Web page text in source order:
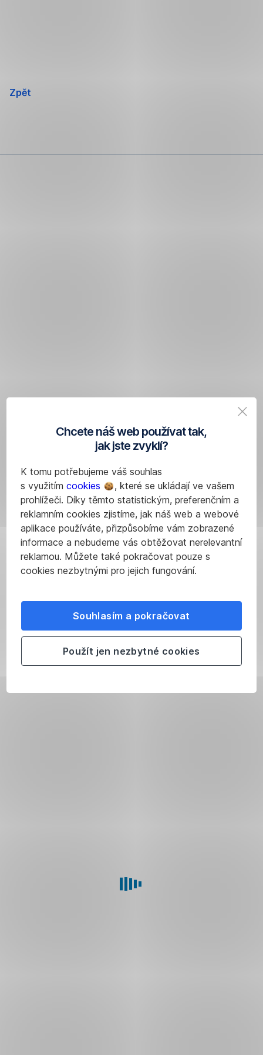
Chcete náš web používat tak,
jak jste zvyklí?
K tomu potřebujeme váš souhlas
s využitím cookies
, které se ukládají ve vašem
prohlížeči. Díky těmto statistickým, preferenčním a
reklamním cookies zjistíme, jak náš web a webové
aplikace používáte, přizpůsobíme vám zobrazené
informace a nebudeme vás obtěžovat nerelevantní
reklamou. Můžete také pokračovat pouze s
cookies nezbytnými pro jejich fungování.
Souhlasím a pokračovat
Použít jen nezbytné cookies
Zpět